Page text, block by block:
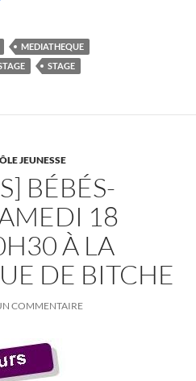
ta
g
MEDIATHEQUE
STAGE
JEUNESSE
BÉBÉS-
18
À LA
DE BITCHE
COMMENTAIRE